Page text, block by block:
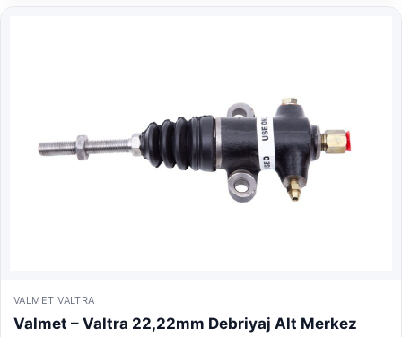
VALMET VALTRA
Valmet – Valtra 22,22mm Debriyaj Alt Merkez